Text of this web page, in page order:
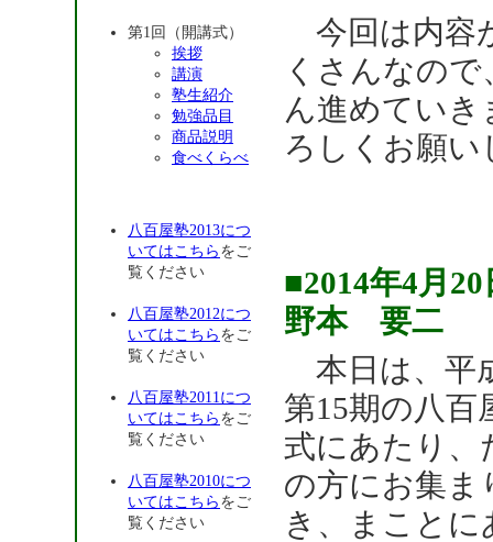
第1回（開講式）
挨拶
講演
塾生紹介
勉強品目
商品説明
食べくらべ
八百屋塾2013につ
いてはこちら をご
覧ください
八百屋塾2012につ
いてはこちら をご
覧ください
八百屋塾2011につ
いてはこちら をご
覧ください
八百屋塾2010につ
いてはこちら をご
覧ください
今回は内容
くさんなの
ん進めていき
ろしくお願い
■2014年4
野本 要二
本日は、平
第15期の八百
式にあたり、
の方にお集ま
き、まことに